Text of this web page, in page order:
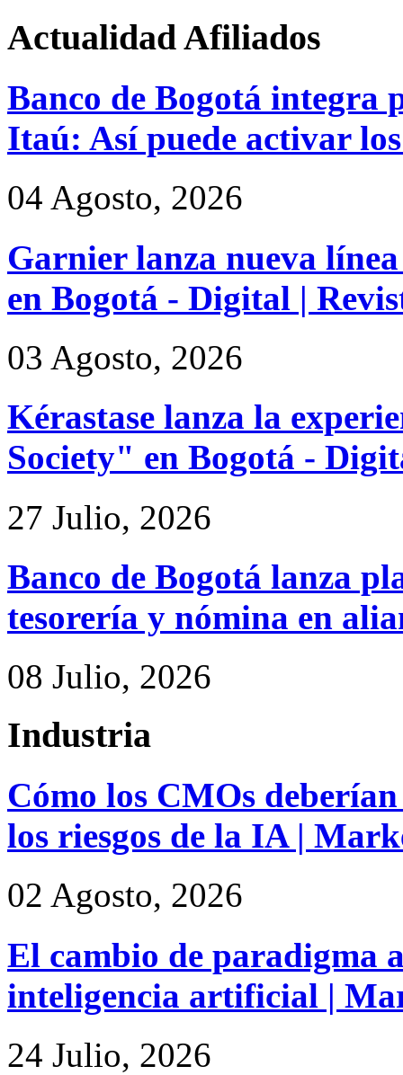
ActualidadAfiliados
Banco de Bogotá integra
Itaú: Así puede activar
04 Agosto, 2026
Garnier lanza nueva
en Bogotá - Digital |
03 Agosto, 2026
Kérastase lanza la
Society" en Bogotá -
27 Julio, 2026
Banco de Bogotá lanza
tesorería y nómina en
08 Julio, 2026
Industria
Cómo los CMOs
los riesgos de la IA |
02 Agosto, 2026
El cambio de paradigma
inteligencia artificial |
24 Julio, 2026